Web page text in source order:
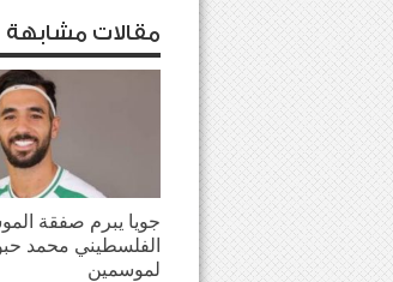
مقالات مشابهة
جويا يبرم صفقة
الفلسطيني محمد
لموسمين